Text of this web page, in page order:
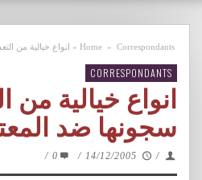
Home » Correspondants
» انواع خيالية من
CORRESPONDANTS
انواع خيالية
سجونها ضد
/
14/12/2005
/
0
/